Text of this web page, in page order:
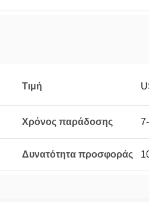
Τιμή
Χρόνος παράδοσης
Δυνατότητα προσφοράς